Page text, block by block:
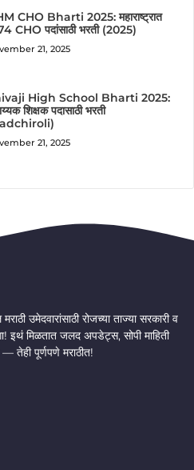
CHO Bharti 2025: महाराष्ट्रात
CHO पदांसाठी भरती (2025)
21, 2025
High School Bharti 2025:
शिक्षक पदासाठी भरती
21, 2025
उमेदवारांसाठी रोजच्या ताज्या सरकारी व
इथं मिळतात जलद अपडेट्स, सोपी माहिती
तेही पूर्णपणे मराठीत!